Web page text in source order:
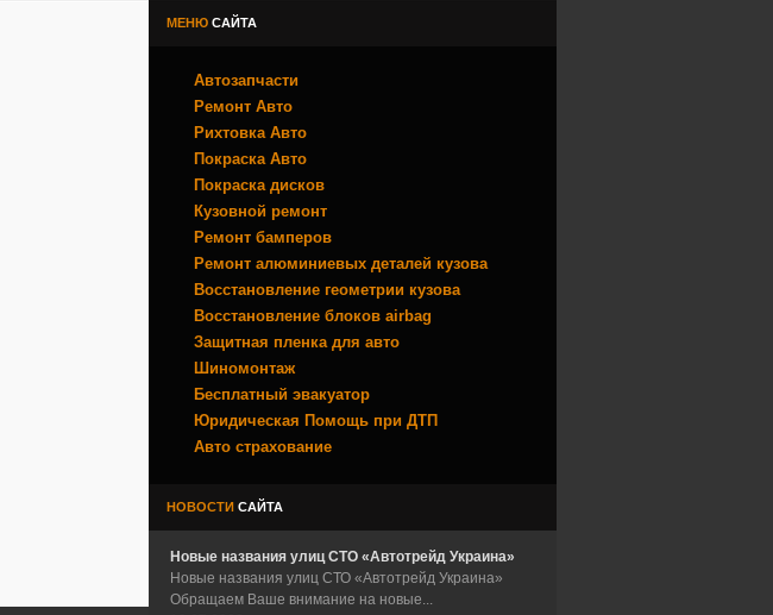
МЕНЮ САЙТА
Автозапчасти
Ремонт Авто
Рихтовка Авто
Покраска Авто
Покраска дисков
Кузовной ремонт
Ремонт бамперов
Ремонт алюминиевых деталей кузова
Восстановление геометрии кузова
Восстановление блоков airbag
Защитная пленка для авто
Шиномонтаж
Бесплатный эвакуатор
Юридическая Помощь при ДТП
Авто страхование
НОВОСТИ САЙТА
Новые названия улиц СТО «Автотрейд Украина»
Новые названия улиц СТО «Автотрейд Украина»
Обращаем Ваше внимание на новые...